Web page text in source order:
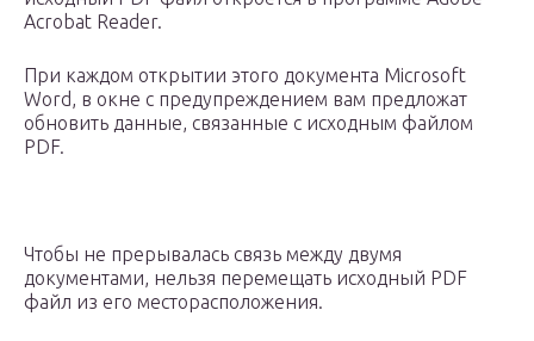
Acrobat Reader.
При каждом открытии этого документа Microsoft
Word, в окне с предупреждением вам предложат
обновить данные, связанные с исходным файлом
PDF.
Чтобы не прерывалась связь между двумя
документами, нельзя перемещать исходный PDF
файл из его месторасположения.